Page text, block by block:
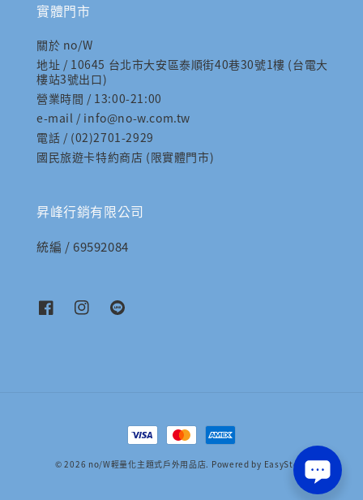
實體門市
關於 no/W
地址 / 10645 台北市大安區泰順街40巷30號1樓 (台電大
樓站3號出口)
營業時間 / 13:00-21:00
e-mail / info@no-w.com.tw
電話 / (02)2701-2929
國民旅遊卡特約商店 (限實體門市)
昇峰行銷有限公司
統編 / 69592084
© 2026 no/W輕量化主題式戶外用品店. Powered by EasyStore